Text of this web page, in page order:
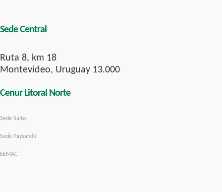
Sede Central
Ruta 8, km 18
Montevideo, Uruguay 13.000
Cenur Litoral Norte
Sede Salto
Sede Paysandú
EEMAC